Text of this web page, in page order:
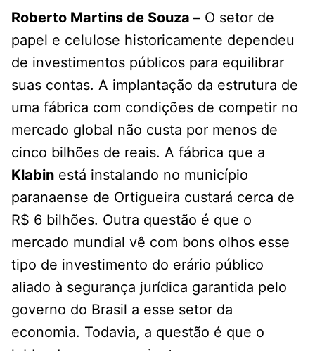
Roberto Martins de Souza – O setor de
papel e celulose historicamente dependeu
de investimentos públicos para equilibrar
suas contas. A implantação da estrutura de
uma fábrica com condições de competir no
mercado global não custa por menos de
cinco bilhões de reais. A fábrica que a
Klabin está instalando no município
paranaense de Ortigueira custará cerca de
R$ 6 bilhões. Outra questão é que o
mercado mundial vê com bons olhos esse
tipo de investimento do erário público
aliado à segurança jurídica garantida pelo
governo do Brasil a esse setor da
economia. Todavia, a questão é que o